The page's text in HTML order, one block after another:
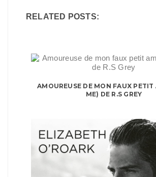
RELATED POSTS:
AMOUREUSE DE MON FAUX PETIT
ME) DE R.S GREY